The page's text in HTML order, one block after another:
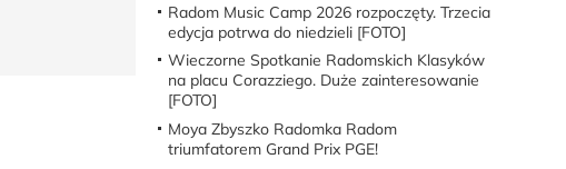
Radom Music Camp 2026 rozpoczęty. Trzecia
edycja potrwa do niedzieli [FOTO]
Wieczorne Spotkanie Radomskich Klasyków
na placu Corazziego. Duże zainteresowanie
[FOTO]
Moya Zbyszko Radomka Radom
triumfatorem Grand Prix PGE!